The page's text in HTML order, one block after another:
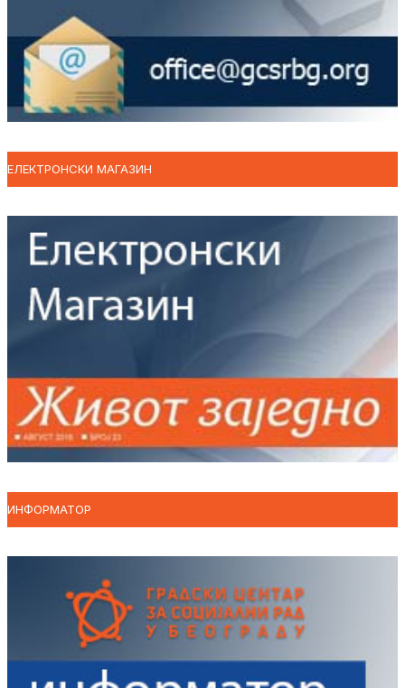
ЕЛЕКТРОНСКИ МАГАЗИН
ИНФОРМАТОР